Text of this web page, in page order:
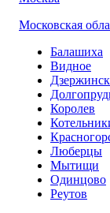
Московская
Балашиха
Видное
Королев
Люберцы
Мытищи
Одинцово
Реутов